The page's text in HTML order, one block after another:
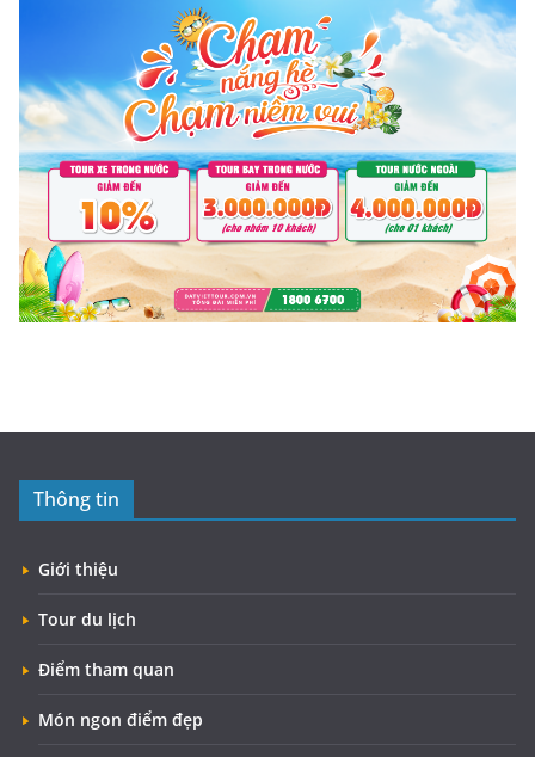
Thông tin
Giới thiệu
Tour du lịch
Điểm tham quan
Món ngon điểm đẹp